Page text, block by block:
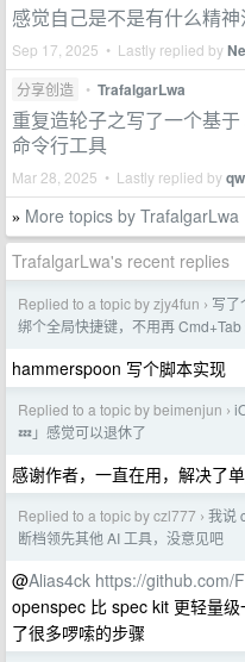
感觉自己是不是有什么精
Sep 17, 2025 • Lastly replied by
分享创造 • TrafalgarLwa
重复造轮子之写了一个基
命令行工具
Mar 28, 2025 • Lastly replied by
» More topics by TrafalgarLwa
TrafalgarLwa's recent replies
Replied to a topic by zjy4fun › 写了
绑个全局快捷键，不用再 Cmd+Tab
hammerspoon 写个脚本实现
Replied to a topic by beimenjun ›
💤」感觉可以退休了
感谢作者，一直在用，解决了
Replied to a topic by czl777 › 我说
断档领先其他 AI 工具，没意见吧
@Alias4ck https://github.com/
openspec 比 spec kit 更轻量
了很多啰嗦的步骤